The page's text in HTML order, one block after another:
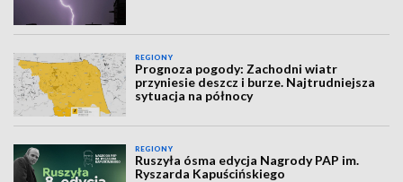
REGIONY
Prognoza pogody: Zachodni wiatr
przyniesie deszcz i burze. Najtrudniejsza
sytuacja na północy
REGIONY
Ruszyła ósma edycja Nagrody PAP im.
Ryszarda Kapuścińskiego